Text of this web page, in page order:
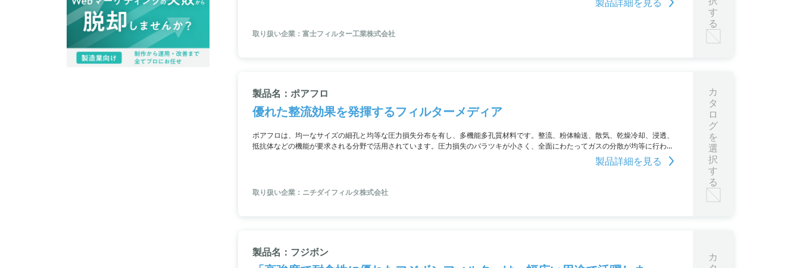
取り扱い企業：富士フィルター工業株式会社
す
る
製品名：ポアフロ
優れた整流効果を発揮するフィルターメディア
ポアフロは、均一なサイズの細孔と均等な圧力損失分布を有し、多機能多孔質材料です。整流、粉体輸送、散気、乾燥冷却、浸透、
抵抗体などの機能が要求される分野で活用されています。圧力損失のバラツキが小さく、全面にわたってガスの分散が均等に行わ
れ、刻々と変わる風速速度を抑制。また、粉体の排出時の残量を極めて少なくし、粉体の流動性を向上させます。製品詳細を見る
取り扱い企業：ニチダイフィルタ株式会社
カ
タ
ロ
グ
を
選
択
す
る
製品名：フジボン
カ